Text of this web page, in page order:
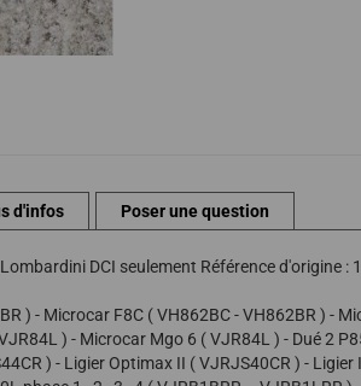
DCI seulement Référence d'origine :
) - Microcar F8C ( VH862BC - VH862BR ) -
) - Microcar Mgo 6 ( VJR84L ) - Dué 2
) - Ligier Optimax II ( VJRJS40CR ) -
d'infos Poser une question